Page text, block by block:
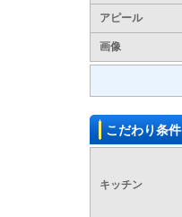
アピール
画像
こだわり条件
キッチン